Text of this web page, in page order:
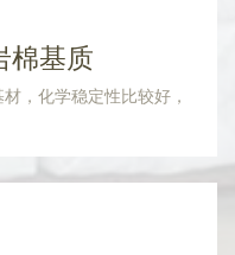
棉基质
，化学稳定性比较好，